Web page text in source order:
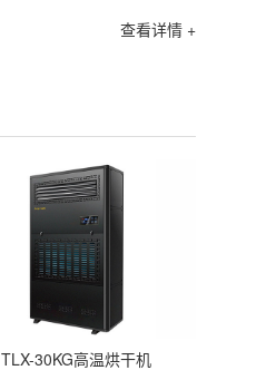
查看详情 +
TLX-30KG高温烘干机